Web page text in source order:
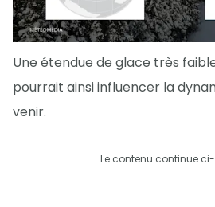
Une étendue de glace très
pourrait ainsi influencer la
venir.
Le contenu continue